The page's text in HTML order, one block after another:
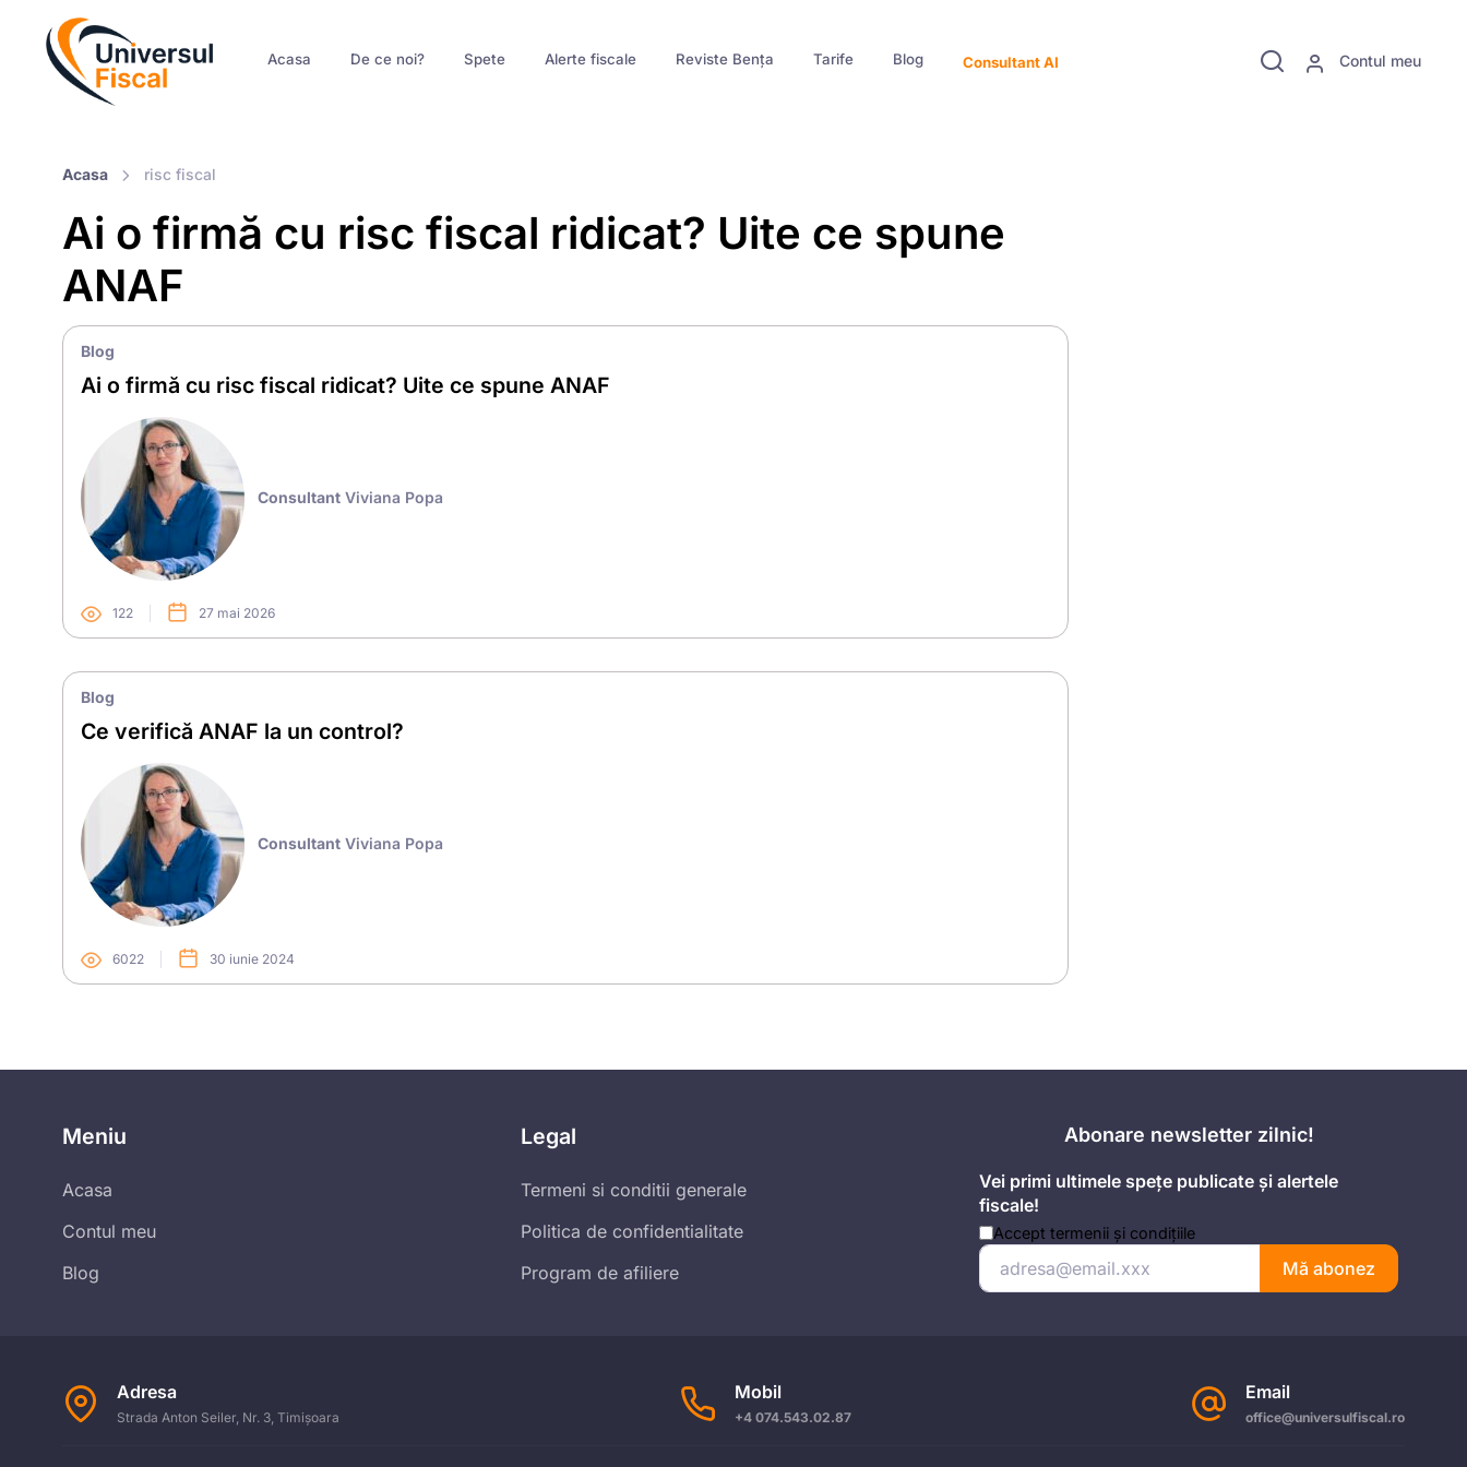
Contul meu
Acasa De ce noi? Spete Alerte fiscale Reviste Bența Tarife Blog Consultant AI
Acasa risc fiscal
Ai o firmă cu risc fiscal ridicat? Uite ce spune
ANAF
Blog
Ai o firmă cu risc fiscal ridicat? Uite ce spune ANAF
Consultant Viviana Popa
122 27 mai 2026
Blog
Ce verifică ANAF la un control?
Consultant Viviana Popa
6022 30 iunie 2024
Meniu
Acasa
Contul meu
Blog
Legal
Termeni si conditii generale
Politica de confidentialitate
Program de afiliere
Abonare newsletter zilnic!
Vei primi ultimele spețe publicate și alertele
fiscale!
Accept termenii și condițiile
Mă abonez
Adresa
Strada Anton Seiler, Nr. 3, Timișoara
Mobil
+4 074.543.02.87
Email
office@universulfiscal.ro